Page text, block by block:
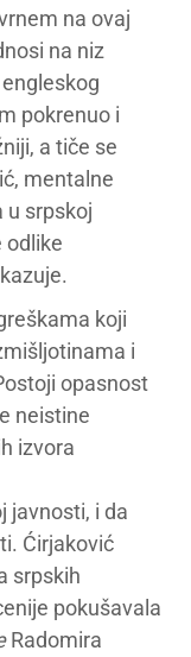
na ovaj
na niz
pokrenuo i
a tiče se
mentalne
u srpskoj
odlike
koji
i
opasnost
neistine
izvora
javnosti, i da
Ćirjaković
srpskih
pokušavala
Radomira